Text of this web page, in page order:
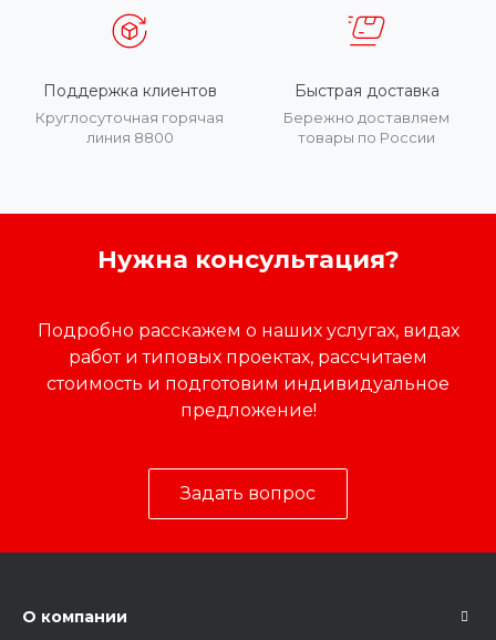
Поддержка клиентов
Круглосуточная горячая
линия 8800
Быстрая доставка
Бережно доставляем
товары по России
Нужна консультация?
Подробно расскажем о наших услугах, видах
работ и типовых проектах, рассчитаем
стоимость и подготовим индивидуальное
предложение!
Задать вопрос
О компании